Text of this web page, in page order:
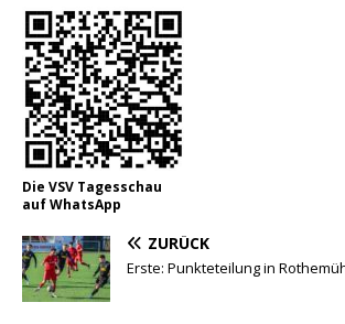
Die VSV Tagesschau
auf WhatsApp
ZURÜCK
Erste: Punkteteilung in